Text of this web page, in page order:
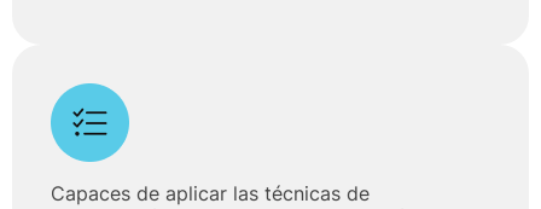
Capaces de aplicar las técnicas de